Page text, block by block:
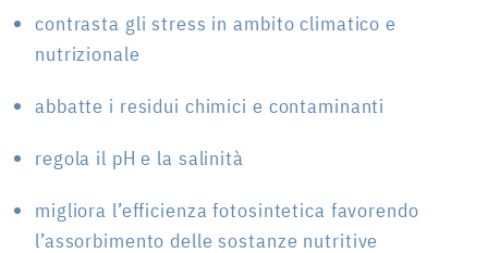
contrasta gli stress in ambito climatico e
nutrizionale
abbatte i residui chimici e contaminanti
regola il pH e la salinità
migliora l’efficienza fotosintetica favorendo
l’assorbimento delle sostanze nutritive